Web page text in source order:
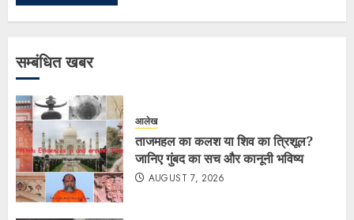
सम्बंधित खबर
आलेख
ताजमहल का कलश या शिव का त्रिशूल?
जानिए गुंबद का सच और कानूनी भविष्य
AUGUST 7, 2026